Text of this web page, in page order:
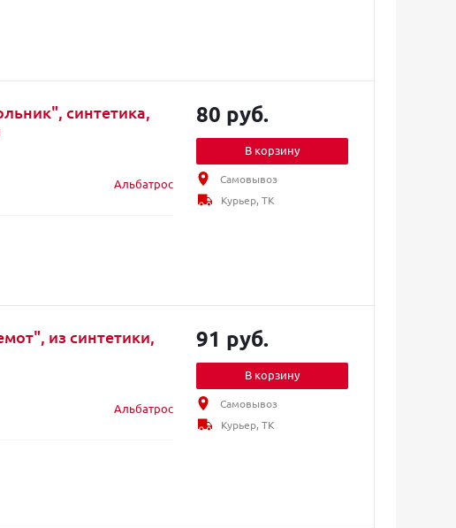
синтетика,
Альбатрос
80 руб.
В корзину
Самовывоз
Курьер, ТК
из синтетики,
Альбатрос
91 руб.
В корзину
Самовывоз
Курьер, ТК